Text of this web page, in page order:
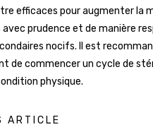
efficaces pour augmenter la
prudence et de manière
nocifs. Il est
de commencer un cycle de
physique.
ARTICLE